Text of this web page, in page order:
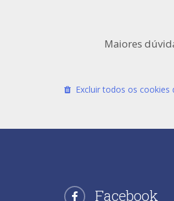
Maiores
Excluir todos os cookies
Facebook